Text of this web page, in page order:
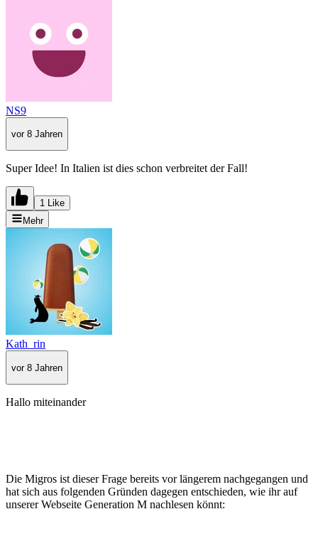
NS9
vor 8 Jahren
Super Idee! In Italien ist dies schon verbreitet der Fall!
1 Like
Mehr
Kath_rin
vor 8 Jahren
Hallo miteinander
Die Migros ist dieser Frage bereits vor längerem nachgegangen und
hat sich aus folgenden Gründen dagegen entschieden, wie ihr auf
unserer Webseite Generation M nachlesen könnt: